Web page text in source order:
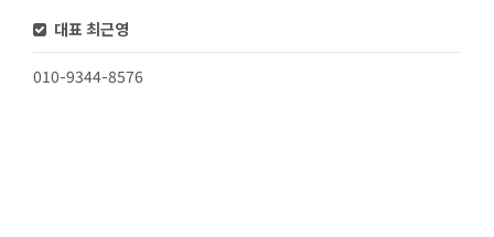
대표 최근영
010-9344-8576